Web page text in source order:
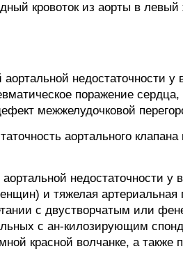
кровоток из аорты в
недостаточности у
поражение
межжелудочковой
аортального
недостаточности у
и тяжелая артериальная
с двустворчатым или
с ан-килозирующим
красной волчанке, а также